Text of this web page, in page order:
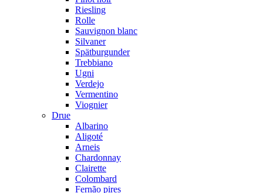
Riesling
Rolle
Sauvignon blanc
Silvaner
Spätburgunder
Trebbiano
Ugni
Verdejo
Vermentino
Viognier
Drue
Albarino
Aligoté
Arneis
Chardonnay
Clairette
Colombard
Fernão pires